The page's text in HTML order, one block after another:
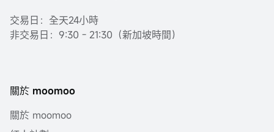
交易日：全天24小時
非交易日：9:30 - 21:30（新加坡時間）
關於 moomoo
關於 moomoo